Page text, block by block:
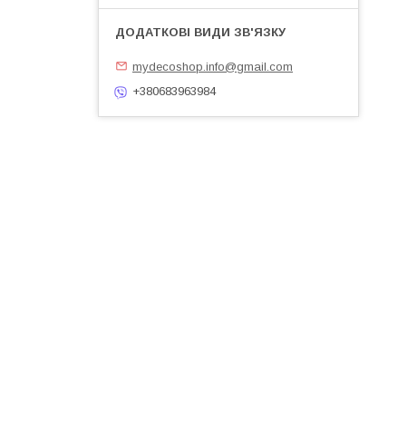
mydecoshop.info@gmail.com
+380683963984